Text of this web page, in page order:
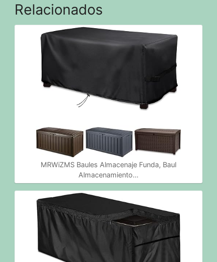
Relacionados
MRWiZMS Baules Almacenaje Funda, Baul
Almacenamiento…